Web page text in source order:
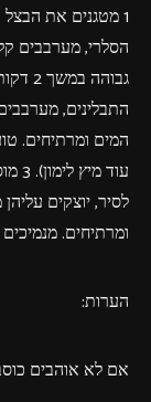
1 מטגנים את
הסלרי, מערבבים
התבלינים,
המים ומרתיחים.
לסיר, יוצקים
ומרתיחים. מנמיכים את
הערות:
אם לא אוהבים